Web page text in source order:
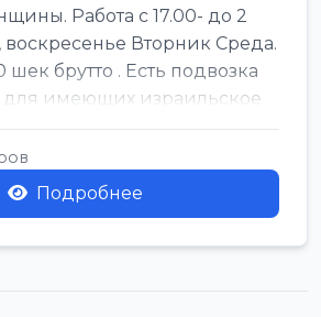
Работа с 17.00- до 2
воскресенье Вторник Среда.
шек брутто . Есть подвозка
для имеющих израильское
Подробнее